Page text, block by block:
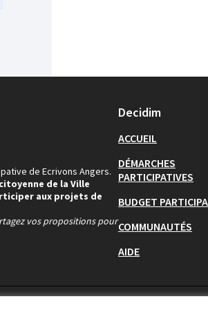
de Ecrivons Angers.
de la Ville
aux projets de
vos propositions pour
Decidim
ACCUEIL
DÉMARCHES
PARTICIPATIVES
BUDGET
COMMUNAUTÉS
AIDE